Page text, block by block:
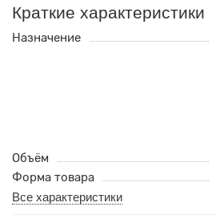
Краткие характеристики
Назначение
Объём
Форма товара
Все характеристики